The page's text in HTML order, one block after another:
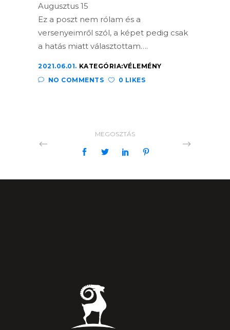
Augusztus 15
Ez a poszt nem rólam és a
versenyeimről szól, a képet pedig csak
a hatás miatt választottam….
2021.06.01. KATEGÓRIA:VÉLEMÉNY
NO COMMENTS
0 LIKES
MEGOSZTÁS